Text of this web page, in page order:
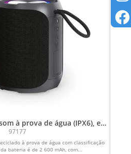
à prova de água (IPX6), em
(2 600 mAh)
97177
à prova de água com classificação
bateria é de 2 600 mAh, com...